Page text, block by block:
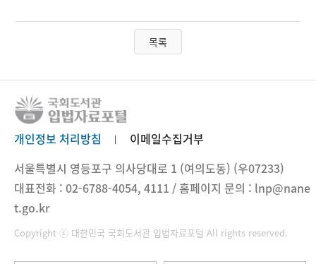
목록
개인정보 처리방침
이메일수집거부
서울특별시 영등포구 의사당대로 1 (여의도동) (우07233)
대표전화 : 02-6788-4054, 4111 / 홈페이지 문의 : lnp@nane
t.go.kr
Copyright ⓒ 대한민국 국회도서관 입법자료포털 All rights reserved.